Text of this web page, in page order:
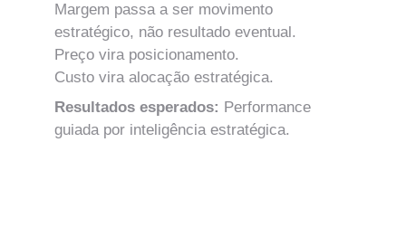
Margem passa a ser movimento
estratégico, não resultado eventual.
Preço vira posicionamento.
Custo vira alocação estratégica.
Resultados esperados: Performance
guiada por inteligência estratégica.